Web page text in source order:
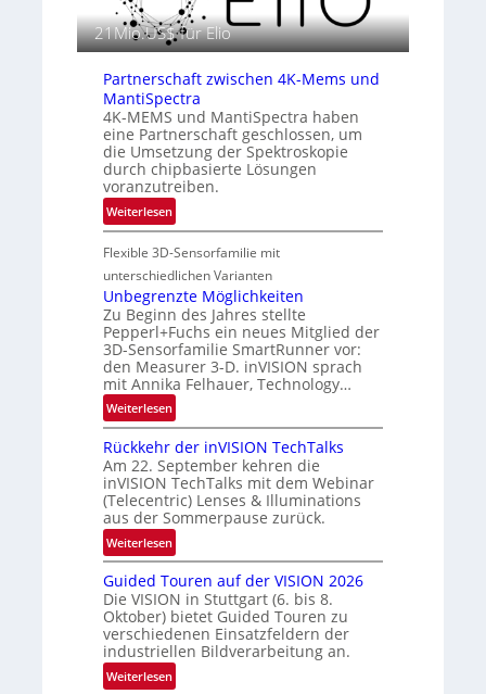
a
f
e
i
n
L
f
t
-
R
a
u
m
f
a
h
r
t
t
e
h
n
i
k
i
n
M
E
A
-
R
e
g
i
o
n
21Mio.US$ für Elio
Partnerschaft zwischen 4K-Mems und
MantiSpectra
4K-MEMS und MantiSpectra haben
eine Partnerschaft geschlossen, um
die Umsetzung der Spektroskopie
durch chipbasierte Lösungen
voranzutreiben.
Weiterlesen:
P
a
r
t
n
e
r
s
c
h
t
z
w
i
s
c
h
e
n
4
K
Flexible 3D-Sensorfamilie mit
unterschiedlichen Varianten
Unbegrenzte Möglichkeiten
Zu Beginn des Jahres stellte
Pepperl+Fuchs ein neues Mitglied der
3D-Sensorfamilie SmartRunner vor:
den Measurer 3-D. inVISION sprach
mit Annika Felhauer, Technology…
Weiterlesen:
U
n
b
e
g
r
e
z
t
e
M
ö
Rückkehr der inVISION TechTalks
Am 22. September kehren die
inVISION TechTalks mit dem Webinar
(Telecentric) Lenses & Illuminations
aus der Sommerpause zurück.
Weiterlesen:
R
ü
c
k
k
e
h
Guided Touren auf der VISION 2026
Die VISION in Stuttgart (6. bis 8.
Oktober) bietet Guided Touren zu
verschiedenen Einsatzfeldern der
industriellen Bildverarbeitung an.
Weiterlesen: